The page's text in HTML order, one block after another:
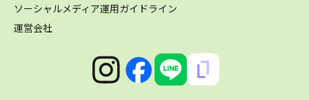
ソーシャルメディア運用ガイドライン
運営会社